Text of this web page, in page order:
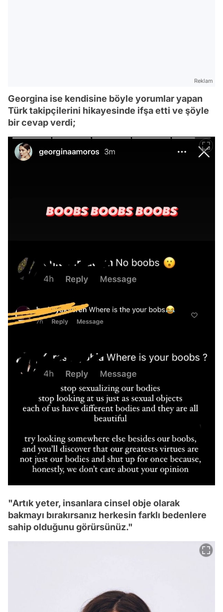
Reklam
Georgina ise kendisine böyle yorumlar yapan
Türk takipçilerini hikayesinde ifşa etti ve şöyle
bir cevap verdi;
"Artık yeter, insanlara cinsel obje olarak
bakmayı bırakırsanız herkesin farklı bedenlere
sahip olduğunu görürsünüz."